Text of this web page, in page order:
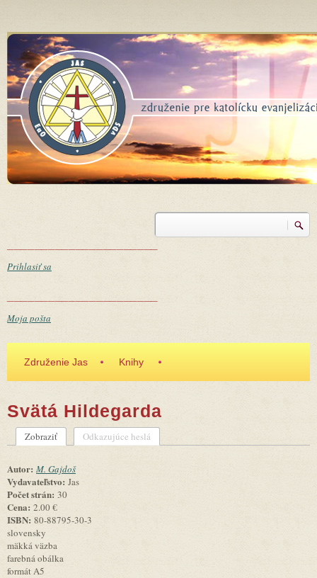
Vyhľadávanie
Prihlasiť sa
Moja pošta
Združenie Jas Knihy
Svätá Hildegarda
Zobraziť (aktívna karta)
Odkazujúce heslá
Autor: M. Gajdoš
Vydavateľstvo: Jas
Počet strán: 30
Cena: 2.00 €
ISBN: 80-88795-30-3
slovensky
mäkká väzba
farebná obálka
formát A5